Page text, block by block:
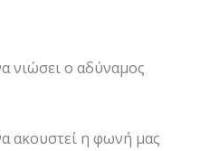
νιώσει ο αδύναμος
ακουστεί η φωνή μας